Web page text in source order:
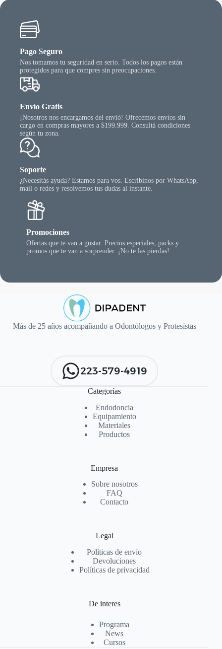
Pago Seguro
Nos tomamos tu seguridad en serio. Todos los pagos están
protegidos para que compres sin preocupaciones.
Envío Gratis
¡Nosotros nos encargamos del envió! Ofrecemos envíos sin
cargo en compras mayores a $199.999. Consultá condiciones
según tu zona.
Soporte
¿Necesitás ayuda? Estamos para vos. Escribinos por WhatsApp,
mail o redes y resolvemos tus dudas al instante.
Promociones
Ofertas que te van a gustar. Precios especiales, packs y
promos que te van a sorprender. ¡No te las pierdas!
Más de 25 años acompañando a Odontólogos y Protesístas
223-579-4919
Categorías
Endodoncia
Equipamiento
Materiales
Productos
Empresa
Sobre nosotros
FAQ
Contacto
Legal
Políticas de envío
Devoluciones
Políticas de privacidad
De interes
Programa
News
Cursos